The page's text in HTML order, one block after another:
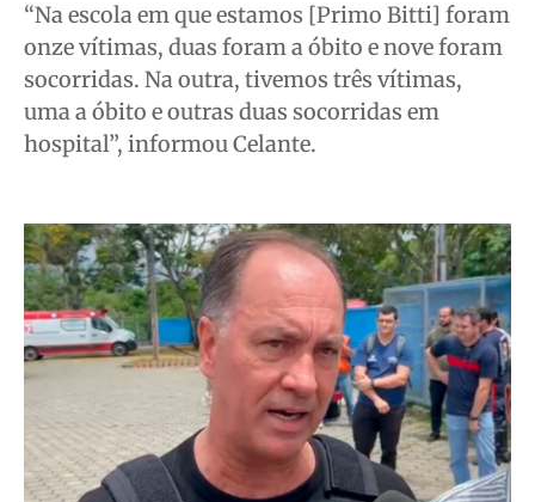
“Na escola em que estamos [Primo Bitti] foram
onze vítimas, duas foram a óbito e nove foram
socorridas. Na outra, tivemos três vítimas,
uma a óbito e outras duas socorridas em
hospital”, informou Celante.